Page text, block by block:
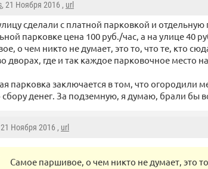
, 21 Ноября 2016 , url
сделали с платной парковкой и
парковке цена 100 руб./час, а на улице 40
о чем никто не думает, это то, что те, кто
дворах, где и так каждое парковочное место
парковка заключается в том, что огородили
денег. За подземную, я думаю, брали бы
21 Ноября 2016 , url
Самое паршивое, о чем никто не думает, это